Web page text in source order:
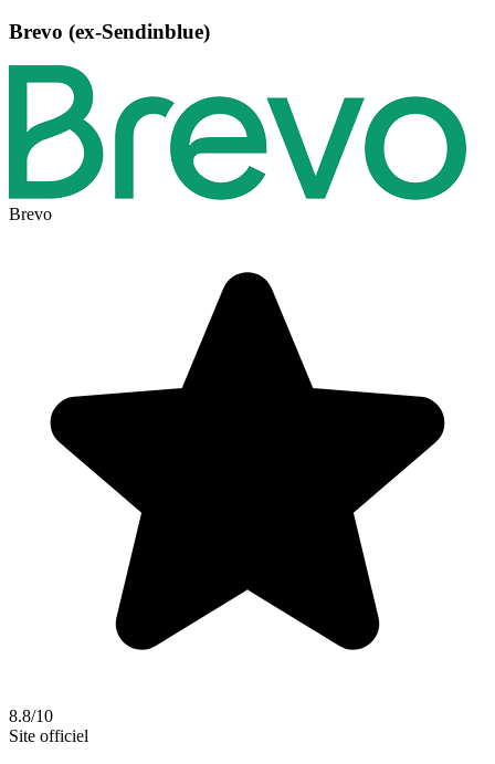
Brevo (ex-Sendinblue)
Brevo
8.8/10
Site officiel